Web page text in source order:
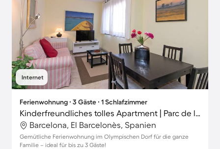
Internet
Ferienwohnung ∙ 3 Gäste ∙ 1 Schlafzimmer
Kinderfreundliches tolles Apartment | Parc de la Ciutadella-Nähe
Barcelona, El Barcelonès, Spanien
Gemütliche Ferienwohnung im Olympischen Dorf für die ganze
Familie – ideal für bis zu 3 Gäste!